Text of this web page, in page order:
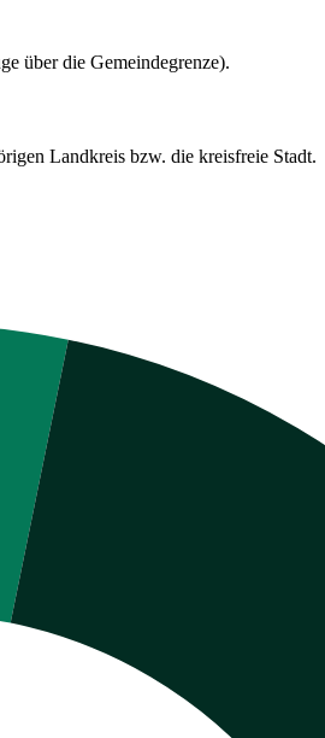
über die Gemeindegrenze).
Landkreis bzw. die kreisfreie Stadt.